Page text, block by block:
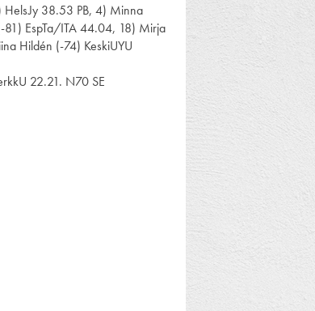
HelsJy 38.53 PB, 4) Minna
EspTa/ITA 44.04, 18) Mirja
Hildén (-74) KeskiUYU
22.21. N70 SE